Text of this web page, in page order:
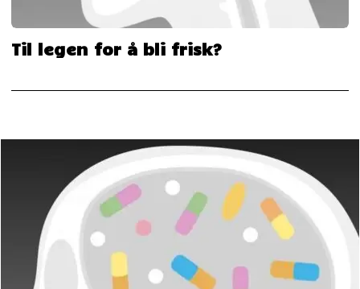
Til legen for å bli frisk?